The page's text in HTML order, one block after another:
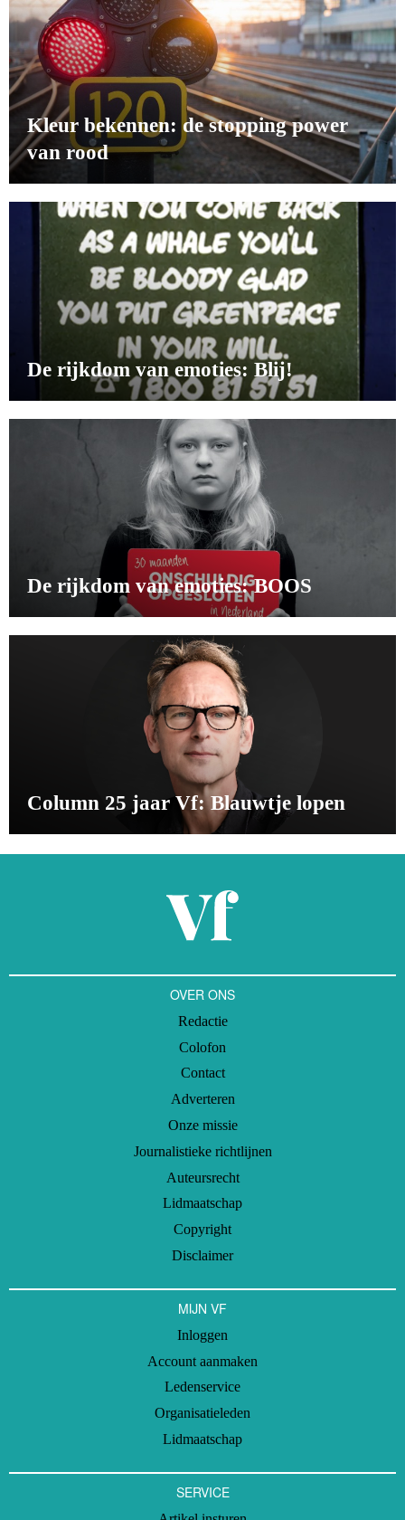
Kleur bekennen: de stopping power
van rood
De rijkdom van emoties: Blij!
De rijkdom van emoties: BOOS
Column 25 jaar Vf: Blauwtje lopen
OVER ONS
Redactie
Colofon
Contact
Adverteren
Onze missie
Journalistieke richtlijnen
Auteursrecht
Lidmaatschap
Copyright
Disclaimer
MIJN VF
Inloggen
Account aanmaken
Ledenservice
Organisatieleden
Lidmaatschap
SERVICE